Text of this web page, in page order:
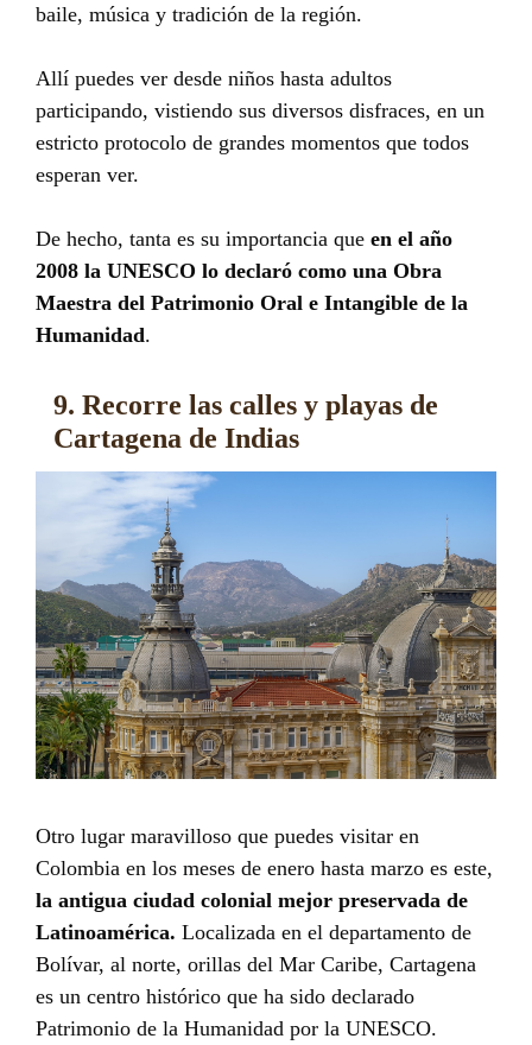
baile, música y tradición de la región.
Allí puedes ver desde niños hasta adultos
participando, vistiendo sus diversos disfraces, en un
estricto protocolo de grandes momentos que todos
esperan ver.
De hecho, tanta es su importancia que en el año
2008 la UNESCO lo declaró como una Obra
Maestra del Patrimonio Oral e Intangible de la
Humanidad.
9. Recorre las calles y playas de
Cartagena de Indias
Otro lugar maravilloso que puedes visitar en
Colombia en los meses de enero hasta marzo es este,
la antigua ciudad colonial mejor preservada de
Latinoamérica. Localizada en el departamento de
Bolívar, al norte, orillas del Mar Caribe, Cartagena
es un centro histórico que ha sido declarado
Patrimonio de la Humanidad por la UNESCO.